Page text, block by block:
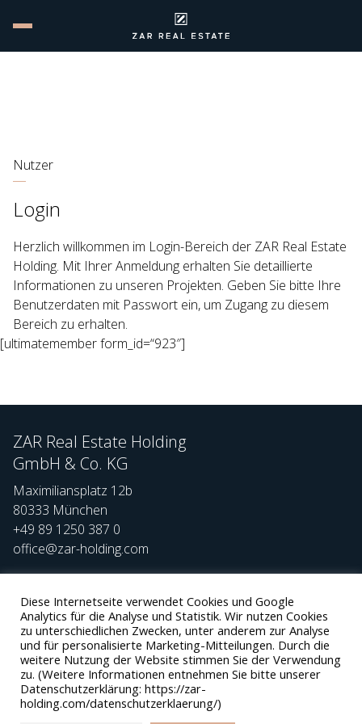
Nutzer
Login
Herzlich willkommen im Login-Bereich der ZAR Real Estate
Holding. Mit Ihrer Anmeldung erhalten Sie detaillierte
Informationen zu unseren Projekten. Geben Sie bitte Ihre
Benutzerdaten mit Passwort ein, um Zugang zu diesem
Bereich zu erhalten.
[ultimatemember form_id=“923″]
ZAR Real Estate Holding
GmbH & Co. KG
Maximiliansplatz 12b
80333 München
+49 89 1250 387 0
office@zar-holding.com
Team
Karriere
Kontakt
Social
Diese Internetseite verwendet Cookies und Google
Analytics für die Analyse und Statistik. Wir nutzen Cookies
zu unterschiedlichen Zwecken, unter anderem zur Analyse
und für personalisierte Marketing-Mitteilungen. Durch die
weitere Nutzung der Website stimmen Sie der Verwendung
zu. (Weitere Informationen entnehmen Sie bitte unserer
Datenschutzerklärung: https://zar-
holding.com/datenschutzerklaerung/)